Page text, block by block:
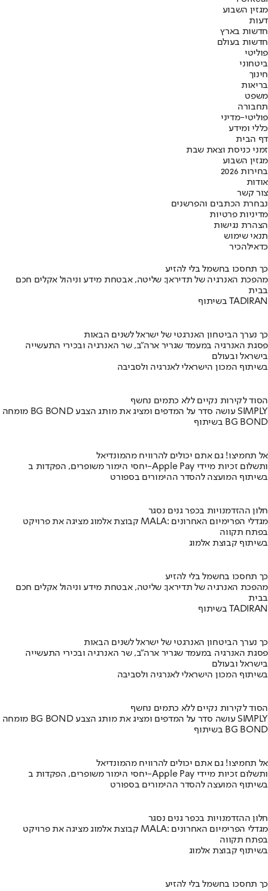
מגזין השבוע
דעות
חדשות בארץ
חדשות בעולם
פוליטי
ביטחוני
חינוך
בריאות
משפט
תחבורה
פוליטי-מדיני
כללי ומידע
דף הבית
זמני כניסת וצאת שבת
מגזין השבוע
בחירות 2026
אודות
צור קשר
נבחרת הכתבים והפרשנים
מדיניות פרטיות
הצהרת נגישות
תנאי שימוש
כדאילהכיר
כך תחסכו בחשמל בלי להזיע
מהפכת האנרגיה של תדיראן: שליטה, אבטחת מידע וניהול אקלים חכם
בבית
בשיתוף TADIRAN
כך נערך הביטחון האנרגטי של ישראל לשנים הבאות
פסגת האנרגיה במעמד שגריר ארה"ב, שר האנרגיה ובכירי התעשייה
בישראל ובעולם
בשיתוף המכון הישראלי לאנרגיה ולסביבה
הסוד לקירות נקיים ללא כתמים נחשף
מומחה BG BOND עושה סדר על המדפים ומציג את מותג הצבע SIMPLY
בשיתוף BG BOND
אל תחמיצו! גם אתם יכולים להרוויח מהמונדיאל
יחסי הימור משופרים, הפקדות ב-Apple Pay ותשלום זכיות מיידי
בשיתוף המועצה להסדר ההימורים בספורט
חלון ההזדמנויות בכפר גנים נסגר
קבוצת אלמוג מציגה את פרויקט MALA: מגדלי הפרימיום האחרונים
בפתח תקווה
בשיתוף קבוצת אלמוג
כך תחסכו בחשמל בלי להזיע
מהפכת האנרגיה של תדיראן: שליטה, אבטחת מידע וניהול אקלים חכם
בבית
בשיתוף TADIRAN
כך נערך הביטחון האנרגטי של ישראל לשנים הבאות
פסגת האנרגיה במעמד שגריר ארה"ב, שר האנרגיה ובכירי התעשייה
בישראל ובעולם
בשיתוף המכון הישראלי לאנרגיה ולסביבה
הסוד לקירות נקיים ללא כתמים נחשף
מומחה BG BOND עושה סדר על המדפים ומציג את מותג הצבע SIMPLY
בשיתוף BG BOND
אל תחמיצו! גם אתם יכולים להרוויח מהמונדיאל
יחסי הימור משופרים, הפקדות ב-Apple Pay ותשלום זכיות מיידי
בשיתוף המועצה להסדר ההימורים בספורט
חלון ההזדמנויות בכפר גנים נסגר
קבוצת אלמוג מציגה את פרויקט MALA: מגדלי הפרימיום האחרונים
בפתח תקווה
בשיתוף קבוצת אלמוג
כך תחסכו בחשמל בלי להזיע